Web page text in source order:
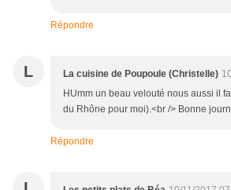
Répondre
L La cuisine de Poupoule (Christelle)
HUmm un beau velouté nous aussi il
du Rhône pour moi).<br /> Bonne
Répondre